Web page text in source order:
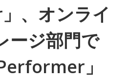
」、オンライ
ージ部門で
」